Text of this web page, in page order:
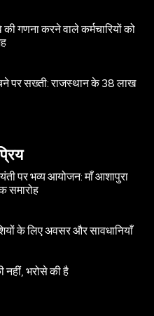
गणना करने वाले कर्मचारियों को
पर सख्ती: राजस्थान के 38 लाख
पर भव्य आयोजन: माँ आशापुरा
समारोह
के लिए अवसर और सावधानियाँ
भरोसे की है